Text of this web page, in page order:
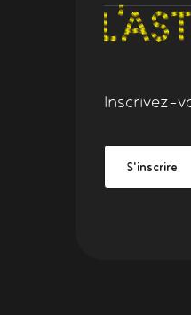
FigeacFigeac
Inscrivez-
S'inscrire